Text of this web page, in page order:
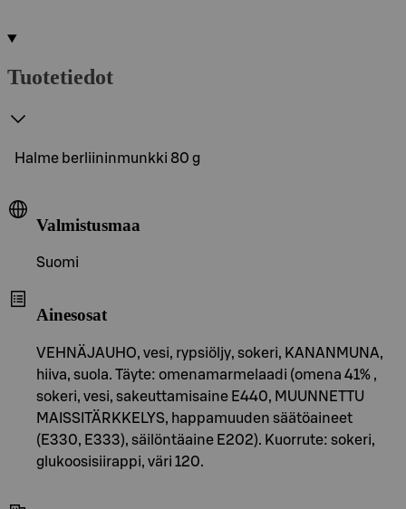
Tuotetiedot
Halme berliininmunkki 80 g
Valmistusmaa
Suomi
Ainesosat
VEHNÄJAUHO, vesi, rypsiöljy, sokeri, KANANMUNA,
hiiva, suola. Täyte: omenamarmelaadi (omena 41% ,
sokeri, vesi, sakeuttamisaine E440, MUUNNETTU
MAISSITÄRKKELYS, happamuuden säätöaineet
(E330, E333), säilöntäaine E202). Kuorrute: sokeri,
glukoosisiirappi, väri 120.